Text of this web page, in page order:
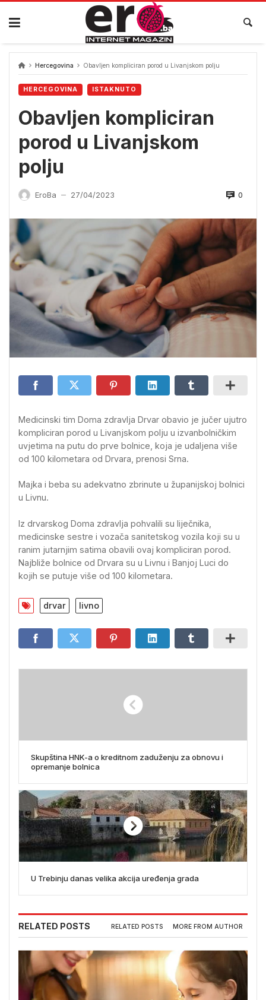
Skip
content
Hercegovina Obavljen kompliciran porod u Livanjskom polju
HERCEGOVINA ISTAKNUTO
Obavljen kompliciran
porod u Livanjskom
polju
EroBa — 27/04/2023 0
Medicinski tim Doma zdravlja Drvar obavio je jučer ujutro
kompliciran porod u Livanjskom polju u izvanbolničkim
uvjetima na putu do prve bolnice, koja je udaljena više
od 100 kilometara od Drvara, prenosi Srna.
Majka i beba su adekvatno zbrinute u županijskoj bolnici
u Livnu.
Iz drvarskog Doma zdravlja pohvalili su liječnika,
medicinske sestre i vozača sanitetskog vozila koji su u
ranim jutarnjim satima obavili ovaj kompliciran porod.
Najbliže bolnice od Drvara su u Livnu i Banjoj Luci do
kojih se putuje više od 100 kilometara.
drvar livno
Skupština HNK-a o kreditnom zaduženju za obnovu i
opremanje bolnica
U Trebinju danas velika akcija uređenja grada
RELATED POSTS RELATED POSTS MORE FROM AUTHOR